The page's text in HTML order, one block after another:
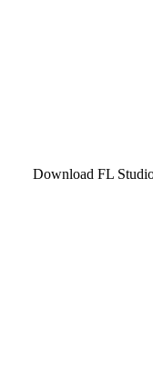
Download FL